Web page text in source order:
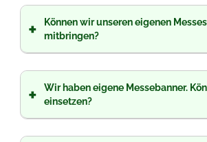
Können wir unseren eigenen
mitbringen?
+
Wir haben eigene Messebanner.
einsetzen?
+